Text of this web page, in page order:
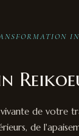
de votre
de